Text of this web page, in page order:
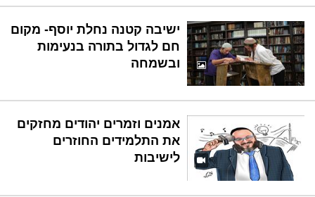
ישיבה קטנה נחלת יוסף- מקום
חם לגדול בתורה בנעימות
ובשמחה
אמנים וזמרים יהודים מחזקים
את התלמידים החוזרים
לישיבות